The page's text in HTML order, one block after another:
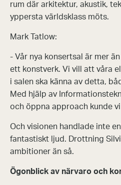
rum där arkitektur, akustik,
yppersta världsklass möts.
Mark Tatlow:
- Vår nya konsertsal är mer
ett konstverk. Vi vill att våra
i salen ska känna av detta,
Med hjälp av
och öppna approach kunde
Och visionen handlade inte
fantastiskt ljud. Drottning
ambitioner än så.
Ögonblick av närvaro och